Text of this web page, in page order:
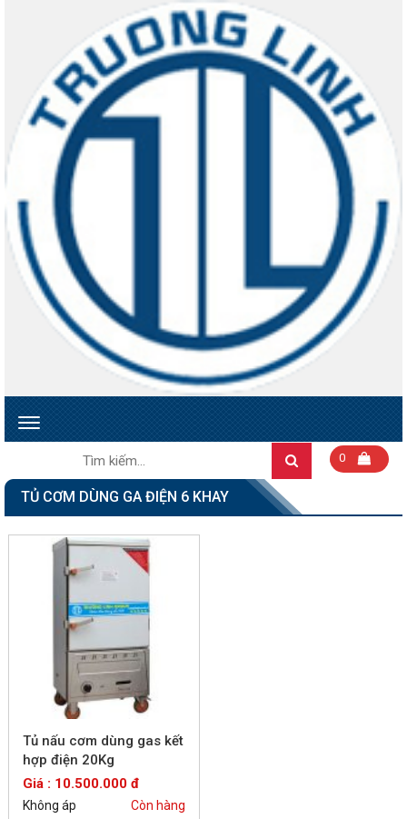
Toggle
Tìm
Search0
TỦ CƠM DÙNG GA ĐIỆN 6 KHAY
Tủ nấu cơm dùng gas kết
hợp điện 20Kg
Giá : 10.500.000 đ
Không áp
Còn hàng